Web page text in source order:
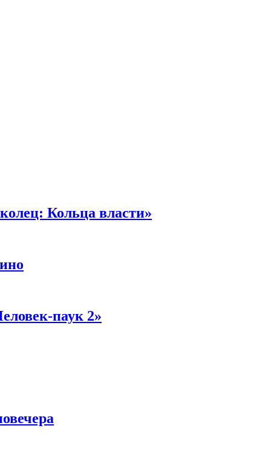
Кольца власти»
паук 2»